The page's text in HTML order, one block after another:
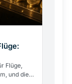
Flüge,
und die